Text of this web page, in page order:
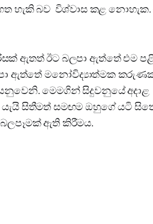
හැකි බව විශ්වාස කළ නොහැක.
ඇතත් ඊට බලපා ඇත්තේ එම
ඇත්තේ මනෝවිද්‍යාත්මක
මෙමගින් සිදුවනුයේ අදාළ
යැයි සිතීමත් සමඟම ඔහුගේ යටි
බලපෑමක් ඇති කිරීමය.